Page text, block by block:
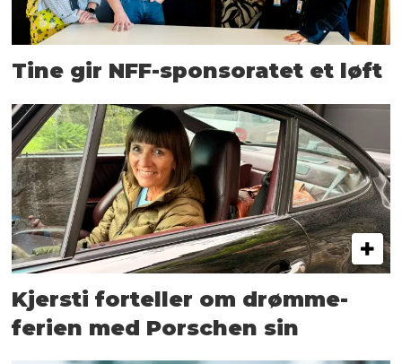
Tine gir NFF-sponsoratet et løft
Kjersti forteller om drømme­
ferien med Porschen sin